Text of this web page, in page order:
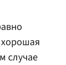
случае